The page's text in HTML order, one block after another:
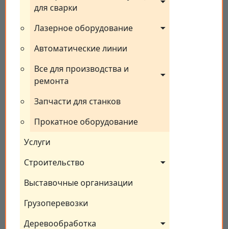
для сварки
Лазерное оборудование
Автоматические линии
Все для производства и
ремонта
Запчасти для станков
Прокатное оборудование
Услуги
Строительство
Выставочные организации
Грузоперевозки
Деревообработка